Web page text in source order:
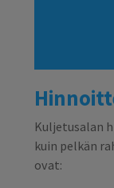
Kuljetusalan
kuin pelkän
ovat: